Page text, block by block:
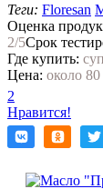
Теги: Floresan
Оценка
2/5Срок
Где купить:
Цена: около
2
Нравится!